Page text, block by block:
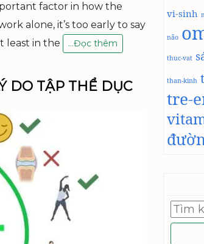
factor in how the
alone, it’s too early to say
least in the
…N
Ê
T
Ậ
C
Đọc thêm
DO TẬP THỂ DỤC
vi-sinh
não
thuc-vat
than-kinh
tre-
Tìm
kiếm
cho: